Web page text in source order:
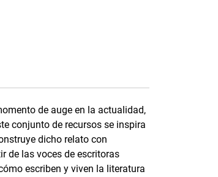
de auge en la actualidad,
conjunto de recursos se inspira
dicho relato con
de las voces de escritoras
escriben y viven la literatura